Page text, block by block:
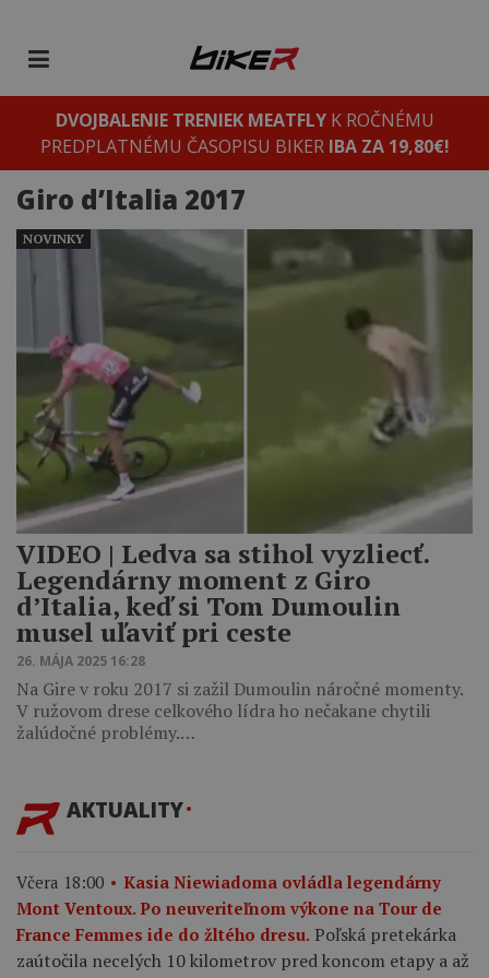
DVOJBALENIE TRENIEK MEATFLYK ROČNÉMU
PREDPLATNÉMU ČASOPISU BIKER IBA ZA 19,80€!
Giro d’Italia 2017
VIDEO ‎| Ledva sa stihol vyzliecť.
Legendárny moment z Giro
d’Italia, keď si Tom Dumoulin
musel uľaviť pri ceste
26. MÁJA 2025 16:28
Na Gire v roku 2017 si zažil Dumoulin náročné momenty.
V ružovom drese celkového lídra ho nečakane chytili
žalúdočné problémy.…
NOVINKY
AKTUALITY
Včera 18:00
Kasia Niewiadoma ovládla legendárny
Mont Ventoux. Po neuveriteľnom výkone na Tour de
France Femmes ide do žltého dresu. Poľská pretekárka
zaútočila necelých 10 kilometrov pred koncom etapy a až